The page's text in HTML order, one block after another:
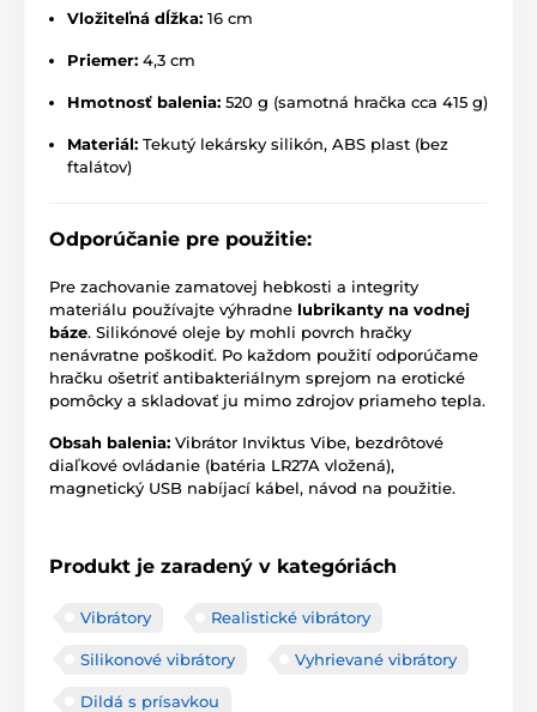
Vložiteľná dĺžka: 16 cm
Priemer: 4,3 cm
Hmotnosť balenia: 520 g (samotná hračka cca 415 g)
Materiál: Tekutý lekársky silikón, ABS plast (bez
ftalátov)
Odporúčanie pre použitie:
Pre zachovanie zamatovej hebkosti a integrity
materiálu používajte výhradne lubrikanty na vodnej
báze. Silikónové oleje by mohli povrch hračky
nenávratne poškodiť. Po každom použití odporúčame
hračku ošetriť antibakteriálnym sprejom na erotické
pomôcky a skladovať ju mimo zdrojov priameho tepla.
Obsah balenia: Vibrátor Inviktus Vibe, bezdrôtové
diaľkové ovládanie (batéria LR27A vložená),
magnetický USB nabíjací kábel, návod na použitie.
Produkt je zaradený v kategóriách
Vibrátory Realistické vibrátory
Silikonové vibrátory Vyhrievané vibrátory
Dildá s prísavkou